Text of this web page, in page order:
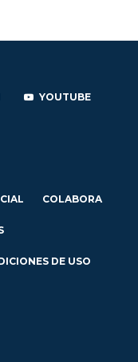
YOUTUBE
COLABORA
DE USO